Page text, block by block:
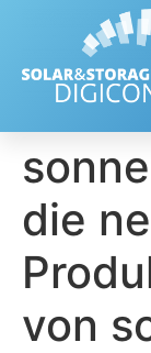
die
von